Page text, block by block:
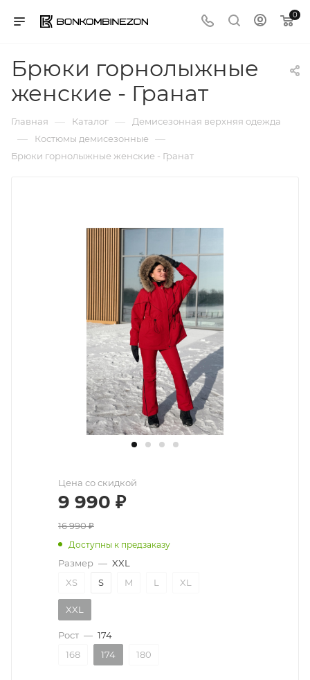
0
Брюки горнолыжные
женские - Гранат
Главная — Каталог — Демисезонная верхняя одежда
— Костюмы демисезонные —
Брюки горнолыжные женские - Гранат
Цена со скидкой
9 990 ₽
16 990₽
Доступны к предзаказу
Размер — XXL
XS
S M L XL
XXL
Рост — 174
168
174 180